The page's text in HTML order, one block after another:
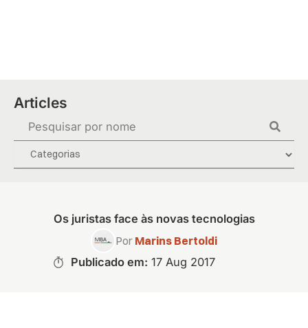
Articles
Os juristas face às novas tecnologias
Por Marins Bertoldi
Publicado em: 17 Aug 2017